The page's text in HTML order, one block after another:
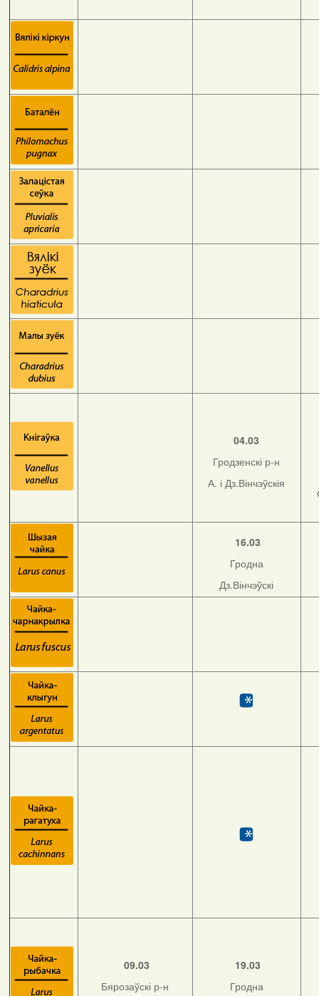
04.03
Гродзенскі р-н
А. і Дз.Вінчэўскія
16.03
Гродна
Дз.Вінчэўскі
09.03
Бярозаўскі р-н
19.03
Гродна